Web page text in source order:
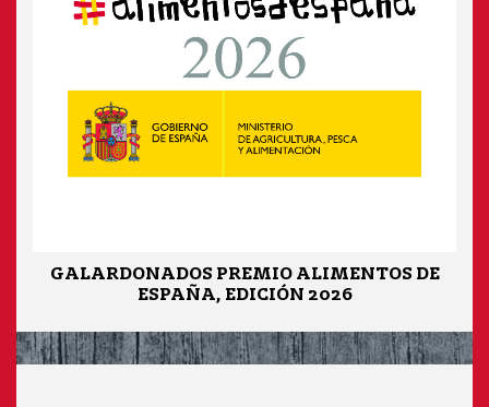
GALARDONADOS PREMIO ALIMENTOS DE
ESPAÑA, EDICIÓN 2026